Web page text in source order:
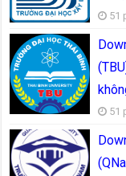
51
51